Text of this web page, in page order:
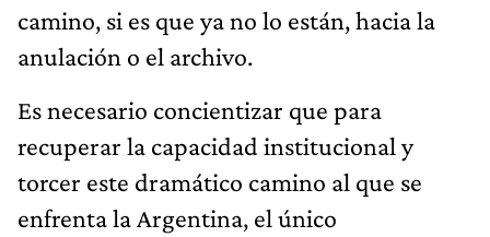
camino, si es que ya no lo están, hacia la
anulación o el archivo.
Es necesario concientizar que para
recuperar la capacidad institucional y
torcer este dramático camino al que se
enfrenta la Argentina, el único